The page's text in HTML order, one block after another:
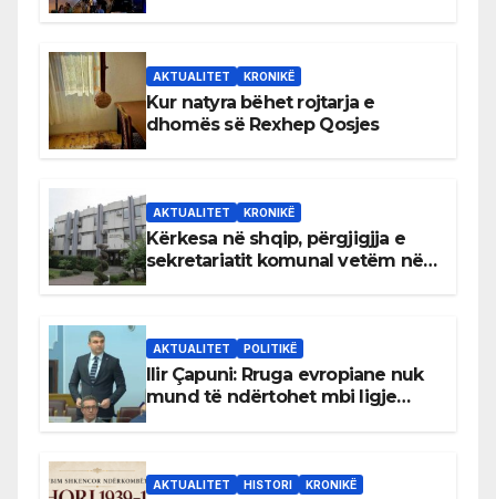
AKTUALITET KRONIKË
Kur natyra bëhet rojtarja e
dhomës së Rexhep Qosjes
AKTUALITET KRONIKË
Kërkesa në shqip, përgjigjja e
sekretariatit komunal vetëm në
AKTUALITET POLITIKË
Ilir Çapuni: Rruga evropiane nuk
mund të ndërtohet mbi ligje
AKTUALITET HISTORI KRONIKË